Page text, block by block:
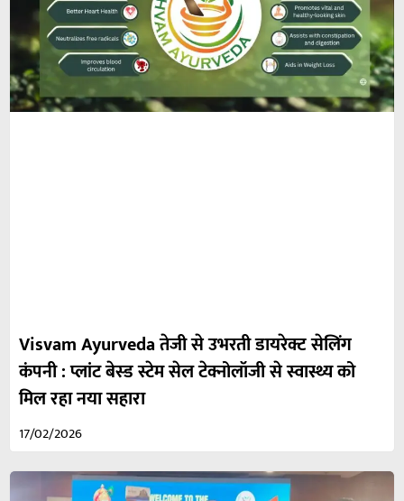
Visvam Ayurveda तेजी से उभरती डायरेक्ट सेलिंग
कंपनी : प्लांट बेस्ड स्टेम सेल टेक्नोलॉजी से स्वास्थ्य को
मिल रहा नया सहारा
17/02/2026